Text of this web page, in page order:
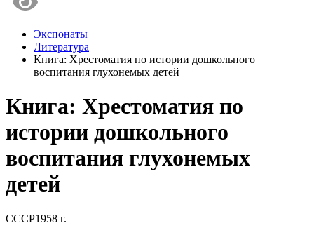
Экспонаты
Литература
Книга: Хрестоматия по истории дошкольного
воспитания глухонемых детей
Книга: Хрестоматия по
истории дошкольного
воспитания глухонемых
детей
СССР1958 г.